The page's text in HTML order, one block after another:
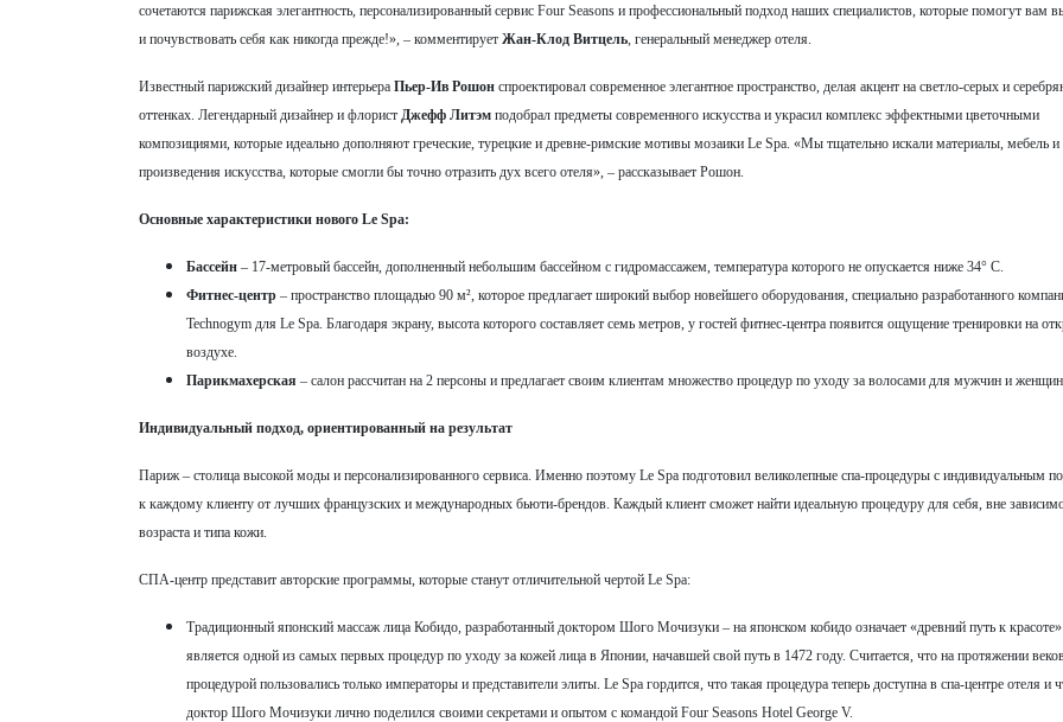
сочетаются парижская элегантность, персонализированный сервис Four Seasons и профессиональный подход наших специалистов, которые помогут вам
и почувствовать себя как никогда прежде!», – комментирует Жан-Клод Витцель , генеральный менеджер отеля.
Известный парижский дизайнер интерьера Пьер-Ив Рошон спроектировал современное элегантное пространство, делая акцент на светло-серых и
оттенках. Легендарный дизайнер и флорист Джефф Литэм подобрал предметы современного искусства и украсил комплекс эффектными цветочными
композициями, которые идеально дополняют греческие, турецкие и древне-римские мотивы мозаики Le Spa. «Мы тщательно искали материалы, мебель и
произведения искусства, которые смогли бы точно отразить дух всего отеля», – рассказывает Рошон.
Основные характеристики нового Le Spa:
Бассейн – 17-метровый бассейн, дополненный небольшим бассейном с гидромассажем, температура которого не опускается ниже 34° С.
Фитнес-центр – пространство площадью 90 м², которое предлагает широкий выбор новейшего оборудования, специально разработанного
Technogym для Le Spa. Благодаря экрану, высота которого составляет семь метров, у гостей фитнес-центра появится ощущение тренировки на
воздухе.
Парикмахерская – салон рассчитан на 2 персоны и предлагает своим клиентам множество процедур по уходу за волосами для мужчин и женщин.
Индивидуальный подход, ориентированный на результат
Париж – столица высокой моды и персонализированного сервиса. Именно поэтому Le Spa подготовил великолепные спа-процедуры с индивидуальным
к каждому клиенту от лучших французских и международных бьюти-брендов. Каждый клиент сможет найти идеальную процедуру для себя, вне
возраста и типа кожи.
СПА-центр представит авторские программы, которые станут отличительной чертой Le Spa:
Традиционный японский массаж лица Кобидо, разработанный доктором Шого Мочизуки – на японском кобидо означает «древний путь к
является одной из самых первых процедур по уходу за кожей лица в Японии, начавшей свой путь в 1472 году. Считается, что на протяжении
процедурой пользовались только императоры и представители элиты. Le Spa гордится, что такая процедура теперь доступна в спа-центре отеля и
доктор Шого Мочизуки лично поделился своими секретами и опытом с командой Four Seasons Hotel George V.